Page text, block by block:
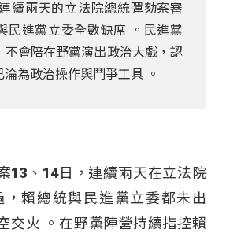
續兩天的立法院總統彈劾案審
民進黨立委全數缺席 。民進黨
不會陪在野黨演出政治大戲，認
為政治操作與鬥爭工具 。
13、14日，連續兩天在立法院
，賴總統與民進黨立委都未出
交火 。在野黨陣營持續指控賴